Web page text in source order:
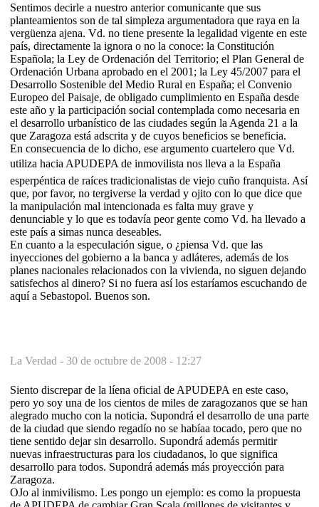
Sentimos decirle a nuestro anterior comunicante que sus
planteamientos son de tal simpleza argumentadora que raya en la
vergüenza ajena. Vd. no tiene presente la legalidad vigente en este
país, directamente la ignora o no la conoce: la Constitución
Española; la Ley de Ordenación del Territorio; el Plan General de
Ordenación Urbana aprobado en el 2001; la Ley 45/2007 para el
Desarrollo Sostenible del Medio Rural en España; el Convenio
Europeo del Paisaje, de obligado cumplimiento en España desde
este año y la participación social contemplada como necesaria en
el desarrollo urbanístico de las ciudades según la Agenda 21 a la
que Zaragoza está adscrita y de cuyos beneficios se beneficia.
En consecuencia de lo dicho, ese argumento cuartelero que Vd.
utiliza hacia APUDEPA de inmovilista nos lleva a la España
esperpéntica de raíces tradicionalistas de viejo cuño franquista. Así
que, por favor, no tergiverse la verdad y ojito con lo que dice que
la manipulación mal intencionada es falta muy grave y
denunciable y lo que es todavía peor gente como Vd. ha llevado a
este país a simas nunca deseables.
En cuanto a la especulación sigue, o ¿piensa Vd. que las
inyecciones del gobierno a la banca y adláteres, además de los
planes nacionales relacionados con la vivienda, no siguen dejando
satisfechos al dinero? Si no fuera así los estaríamos escuchando de
aquí a Sebastopol. Buenos son.
La Verdad - 30 de octubre de 2008 - 12:27
Siento discrepar de la líena oficial de APUDEPA en este caso,
pero yo soy una de los cientos de miles de zaragozanos que se han
alegrado mucho con la noticia. Supondrá el desarrollo de una parte
de la ciudad que siendo regadío no se habíaa tocado, pero que no
tiene sentido dejar sin desarrollo. Supondrá además permitir
nuevas infraestructuras para los ciudadanos, lo que significa
desarrollo para todos. Supondrá además más proyección para
Zaragoza.
OJo al inmivilismo. Les pongo un ejemplo: es como la propuesta